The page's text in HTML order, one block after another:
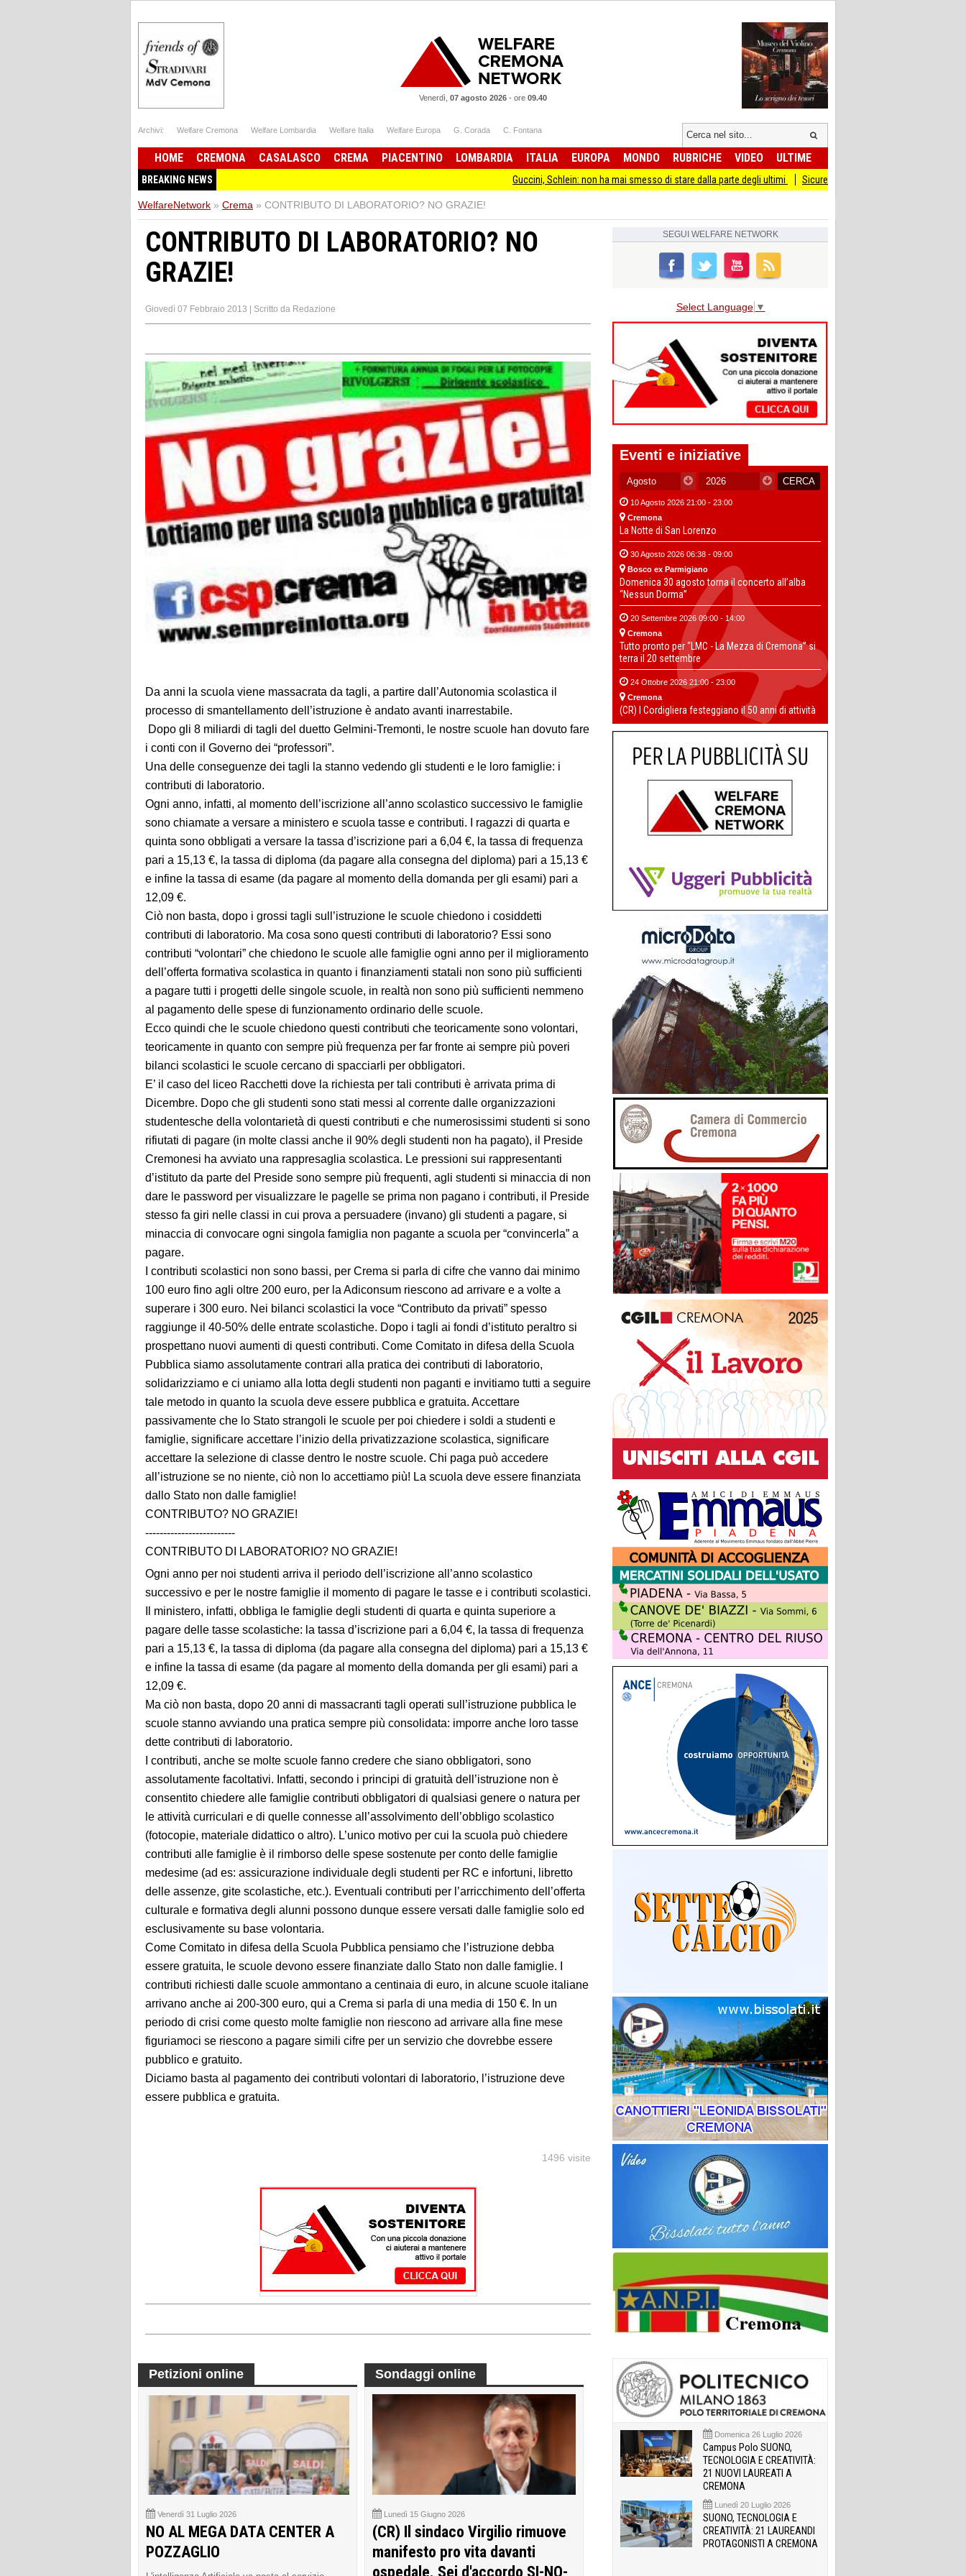
Venerdì, 07 agosto 2026 - ore 09.40
Archivi: Welfare Cremona Welfare Lombardia Welfare Italia Welfare Europa G. Corada C. Fontana
HOME CREMONA CASALASCO CREMA PIACENTINO LOMBARDIA ITALIA EUROPA MONDO RUBRICHE VIDEO ULTIME
BREAKING NEWS Guccini, Schlein: non ha mai smesso di stare dalla parte degli ultimi Sicurezza I Giovani Democratici ribattono ai Giovani di
WelfareNetwork » Crema » CONTRIBUTO DI LABORATORIO? NO GRAZIE!
CONTRIBUTO DI LABORATORIO? NO
GRAZIE!
Giovedì 07 Febbraio 2013 | Scritto da Redazione
Da anni la scuola viene massacrata da tagli, a partire dall’Autonomia scolastica il
processo di smantellamento dell’istruzione è andato avanti inarrestabile.
Dopo gli 8 miliardi di tagli del duetto Gelmini-Tremonti, le nostre scuole han dovuto fare
i conti con il Governo dei “professori”.
Una delle conseguenze dei tagli la stanno vedendo gli studenti e le loro famiglie: i
contributi di laboratorio.
Ogni anno, infatti, al momento dell’iscrizione all’anno scolastico successivo le famiglie
sono chiamate a versare a ministero e scuola tasse e contributi. I ragazzi di quarta e
quinta sono obbligati a versare la tassa d’iscrizione pari a 6,04 €, la tassa di frequenza
pari a 15,13 €, la tassa di diploma (da pagare alla consegna del diploma) pari a 15,13 €
e infine la tassa di esame (da pagare al momento della domanda per gli esami) pari a
12,09 €.
Ciò non basta, dopo i grossi tagli sull’istruzione le scuole chiedono i cosiddetti
contributi di laboratorio. Ma cosa sono questi contributi di laboratorio? Essi sono
contributi “volontari” che chiedono le scuole alle famiglie ogni anno per il miglioramento
dell’offerta formativa scolastica in quanto i finanziamenti statali non sono più sufficienti
a pagare tutti i progetti delle singole scuole, in realtà non sono più sufficienti nemmeno
al pagamento delle spese di funzionamento ordinario delle scuole.
Ecco quindi che le scuole chiedono questi contributi che teoricamente sono volontari,
teoricamente in quanto con sempre più frequenza per far fronte ai sempre più poveri
bilanci scolastici le scuole cercano di spacciarli per obbligatori.
E’ il caso del liceo Racchetti dove la richiesta per tali contributi è arrivata prima di
Dicembre. Dopo che gli studenti sono stati messi al corrente dalle organizzazioni
studentesche della volontarietà di questi contributi e che numerosissimi studenti si sono
rifiutati di pagare (in molte classi anche il 90% degli studenti non ha pagato), il Preside
Cremonesi ha avviato una rappresaglia scolastica. Le pressioni sui rappresentanti
d’istituto da parte del Preside sono sempre più frequenti, agli studenti si minaccia di non
dare le password per visualizzare le pagelle se prima non pagano i contributi, il Preside
stesso fa giri nelle classi in cui prova a persuadere (invano) gli studenti a pagare, si
minaccia di convocare ogni singola famiglia non pagante a scuola per “convincerla” a
pagare.
I contributi scolastici non sono bassi, per Crema si parla di cifre che vanno dai minimo
100 euro fino agli oltre 200 euro, per la Adiconsum riescono ad arrivare e a volte a
superare i 300 euro. Nei bilanci scolastici la voce “Contributo da privati” spesso
raggiunge il 40-50% delle entrate scolastiche. Dopo i tagli ai fondi d’istituto peraltro si
prospettano nuovi aumenti di questi contributi. Come Comitato in difesa della Scuola
Pubblica siamo assolutamente contrari alla pratica dei contributi di laboratorio,
solidarizziamo e ci uniamo alla lotta degli studenti non paganti e invitiamo tutti a seguire
tale metodo in quanto la scuola deve essere pubblica e gratuita. Accettare
passivamente che lo Stato strangoli le scuole per poi chiedere i soldi a studenti e
famiglie, significare accettare l’inizio della privatizzazione scolastica, significare
accettare la selezione di classe dentro le nostre scuole. Chi paga può accedere
all’istruzione se no niente, ciò non lo accettiamo più! La scuola deve essere finanziata
dallo Stato non dalle famiglie!
CONTRIBUTO? NO GRAZIE!
-------------------------
CONTRIBUTO DI LABORATORIO? NO GRAZIE!
Ogni anno per noi studenti arriva il periodo dell’iscrizione all’anno scolastico
successivo e per le nostre famiglie il momento di pagare le tasse e i contributi scolastici.
Il ministero, infatti, obbliga le famiglie degli studenti di quarta e quinta superiore a
pagare delle tasse scolastiche: la tassa d’iscrizione pari a 6,04 €, la tassa di frequenza
pari a 15,13 €, la tassa di diploma (da pagare alla consegna del diploma) pari a 15,13 €
e infine la tassa di esame (da pagare al momento della domanda per gli esami) pari a
12,09 €.
Ma ciò non basta, dopo 20 anni di massacranti tagli operati sull’istruzione pubblica le
scuole stanno avviando una pratica sempre più consolidata: imporre anche loro tasse
dette contributi di laboratorio.
I contributi, anche se molte scuole fanno credere che siano obbligatori, sono
assolutamente facoltativi. Infatti, secondo i principi di gratuità dell’istruzione non è
consentito chiedere alle famiglie contributi obbligatori di qualsiasi genere o natura per
le attività curriculari e di quelle connesse all’assolvimento dell’obbligo scolastico
(fotocopie, materiale didattico o altro). L’unico motivo per cui la scuola può chiedere
contributi alle famiglie è il rimborso delle spese sostenute per conto delle famiglie
medesime (ad es: assicurazione individuale degli studenti per RC e infortuni, libretto
delle assenze, gite scolastiche, etc.). Eventuali contributi per l’arricchimento dell’offerta
culturale e formativa degli alunni possono dunque essere versati dalle famiglie solo ed
esclusivamente su base volontaria.
Come Comitato in difesa della Scuola Pubblica pensiamo che l’istruzione debba
essere gratuita, le scuole devono essere finanziate dallo Stato non dalle famiglie. I
contributi richiesti dalle scuole ammontano a centinaia di euro, in alcune scuole italiane
arrivano anche ai 200-300 euro, qui a Crema si parla di una media di 150 €. In un
periodo di crisi come questo molte famiglie non riescono ad arrivare alla fine mese
figuriamoci se riescono a pagare simili cifre per un servizio che dovrebbe essere
pubblico e gratuito.
Diciamo basta al pagamento dei contributi volontari di laboratorio, l’istruzione deve
essere pubblica e gratuita.
1496 visite
Petizioni online
Venerdì 31 Luglio 2026
NO AL MEGA DATA CENTER A
POZZAGLIO
Sondaggi online
Lunedì 15 Giugno 2026
(CR) Il sindaco Virgilio rimuove
manifesto pro vita davanti
ospedale. Sei d'accordo SI-NO-
SEGUI WELFARE NETWORK
Select Language ▼
Eventi e iniziative
10 Agosto 2026 21:00 - 23:00
Cremona
La Notte di San Lorenzo
30 Agosto 2026 06:38 - 09:00
Bosco ex Parmigiano
Domenica 30 agosto torna il concerto all’alba
“Nessun Dorma”
20 Settembre 2026 09:00 - 14:00
Cremona
Tutto pronto per “LMC - La Mezza di Cremona” si
terra il 20 settembre
24 Ottobre 2026 21:00 - 23:00
Cremona
(CR) I Cordigliera festeggiano il 50 anni di attività
Domenica 26 Luglio 2026
Campus Polo SUONO,
TECNOLOGIA E CREATIVITÀ:
21 NUOVI LAUREATI A
CREMONA
Lunedì 20 Luglio 2026
SUONO, TECNOLOGIA E
CREATIVITÀ: 21 LAUREANDI
PROTAGONISTI A CREMONA